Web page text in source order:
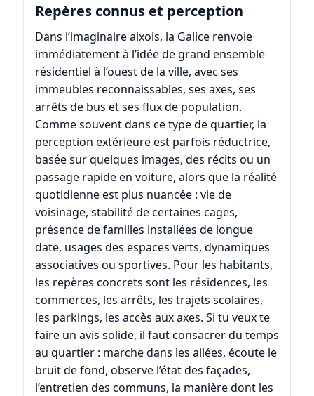
Repères connus et perception
Dans l’imaginaire aixois, la Galice renvoie
immédiatement à l’idée de grand ensemble
résidentiel à l’ouest de la ville, avec ses
immeubles reconnaissables, ses axes, ses
arrêts de bus et ses flux de population.
Comme souvent dans ce type de quartier, la
perception extérieure est parfois réductrice,
basée sur quelques images, des récits ou un
passage rapide en voiture, alors que la réalité
quotidienne est plus nuancée : vie de
voisinage, stabilité de certaines cages,
présence de familles installées de longue
date, usages des espaces verts, dynamiques
associatives ou sportives. Pour les habitants,
les repères concrets sont les résidences, les
commerces, les arrêts, les trajets scolaires,
les parkings, les accès aux axes. Si tu veux te
faire un avis solide, il faut consacrer du temps
au quartier : marche dans les allées, écoute le
bruit de fond, observe l’état des façades,
l’entretien des communs, la manière dont les